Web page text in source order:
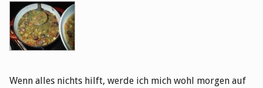
Wenn alles nichts hilft, werde ich mich wohl morgen auf